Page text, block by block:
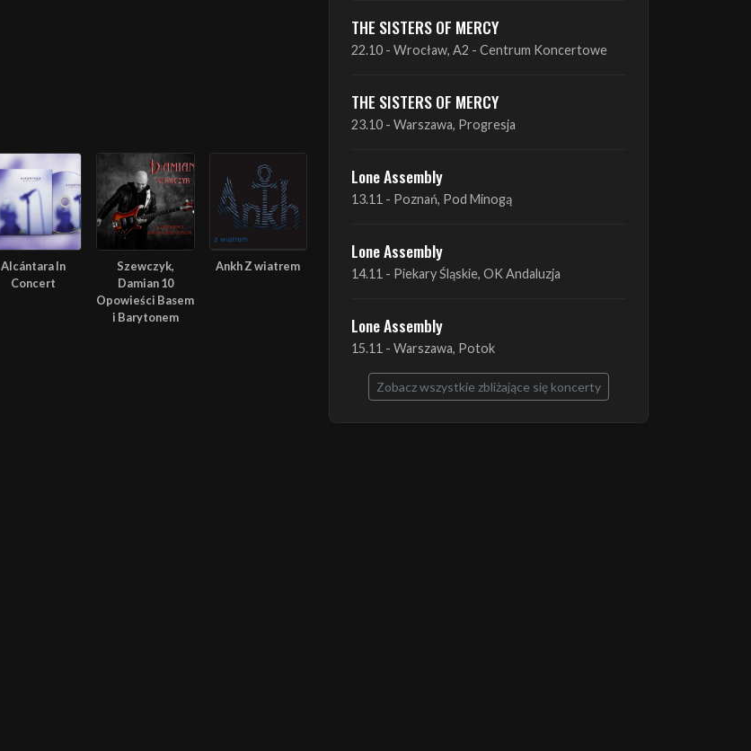
Alcántara In
Concert
Szewczyk,
Damian 10
Opowieści Basem
i Barytonem
Ankh Z wiatrem
THE SISTERS OF MERCY
23.10 - Warszawa, Progresja
Lone Assembly
13.11 - Poznań, Pod Minogą
Lone Assembly
14.11 - Piekary Śląskie, OK Andaluzja
Lone Assembly
15.11 - Warszawa, Potok
Zobacz wszystkie zbliżające się koncerty